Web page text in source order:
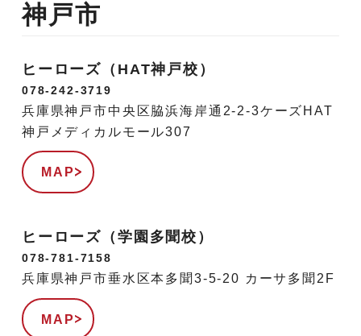
神戸市
ヒーローズ（HAT神戸校）
078-242-3719
兵庫県神戸市中央区脇浜海岸通2-2-3ケーズHAT
神戸メディカルモール307
MAP
ヒーローズ（学園多聞校）
078-781-7158
兵庫県神戸市垂水区本多聞3-5-20 カーサ多聞2F
MAP